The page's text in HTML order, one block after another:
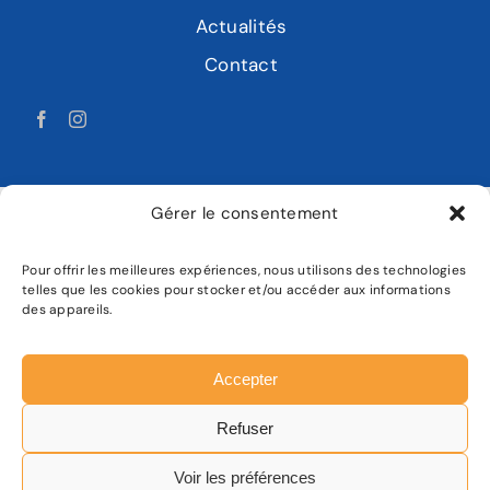
Gérer le consentement
Pour offrir les meilleures expériences, nous utilisons des technologies
telles que les cookies pour stocker et/ou accéder aux informations
des appareils.
Accepter
Refuser
Voir les préférences
Actualités
Contact
LABAT MOTOCULTURE
Politique de confidentialité
Plan de site
FacebookInstagram